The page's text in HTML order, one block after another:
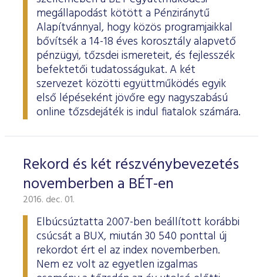
megállapodást kötött a Pénziránytű
Alapítvánnyal, hogy közös programjaikkal
bővítsék a 14-18 éves korosztály alapvető
pénzügyi, tőzsdei ismereteit, és fejlesszék
befektetői tudatosságukat. A két
szervezet közötti együttműködés egyik
első lépéseként jövőre egy nagyszabású
online tőzsdejáték is indul fiatalok számára.
Rekord és két részvénybevezetés
novemberben a BÉT-en
2016. dec. 01.
Elbúcsúztatta 2007-ben beállított korábbi
csúcsát a BUX, miután 30 540 ponttal új
rekordot ért el az index novemberben.
Nem ez volt az egyetlen izgalmas